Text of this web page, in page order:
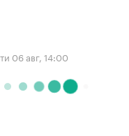
06 авг, 14:00